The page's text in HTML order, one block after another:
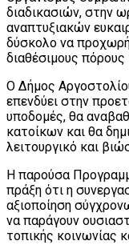
διαδικασιών, στην
αναπτυξιακών
δύσκολο να
διαθέσιμους
Ο Δήμος
επενδύει στην
υποδομές, θα
κατοίκων και θα
λειτουργικό και
Η παρούσα
πράξη ότι η
αξιοποίηση
να παράγουν
τοπικής κοινωνίας